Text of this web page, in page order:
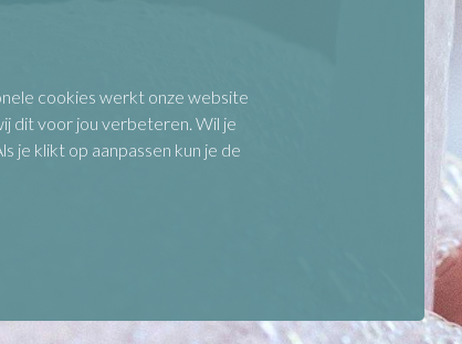
cookies werkt onze website
dit voor jou verbeteren. Wil je
je klikt op aanpassen kun je de